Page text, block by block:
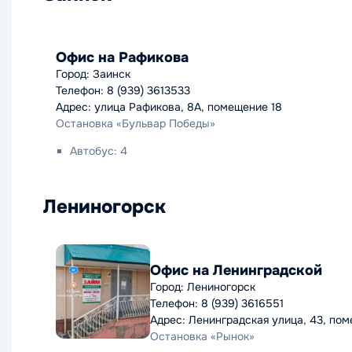
Офис на Рафикова
Город: Заинск
Телефон: 8 (939) 3613533
Адрес: улица Рафикова, 8А, помещение 18
Остановка «Бульвар Победы»
Автобус: 4
Лениногорск
Офис на Ленинградской
Город: Лениногорск
Телефон: 8 (939) 3616551
Адрес: Ленинградская улица, 43,
Остановка «Рынок»